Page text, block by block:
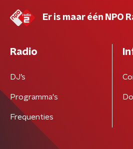
Er is maar één NPO
Radio
DJ’s
Programma's
Frequenties